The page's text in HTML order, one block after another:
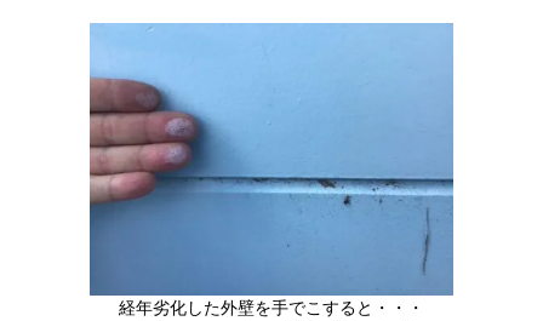
経年劣化した外壁を手でこすると・・・